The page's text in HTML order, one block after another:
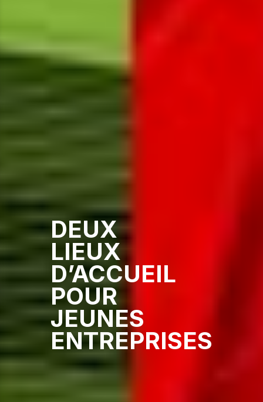
DEUX
LIEUX
D’ACCUEIL
POUR
JEUNES
ENTREPRISES